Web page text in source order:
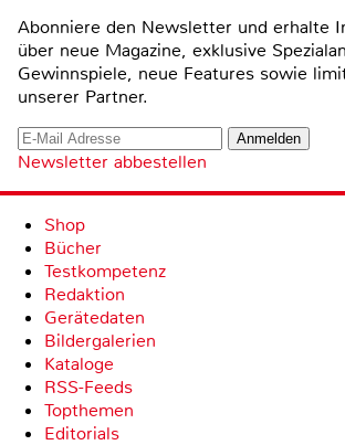
Abonniere den Newsletter und erhalte
über neue Magazine, exklusive
Gewinnspiele, neue Features sowie
unserer Partner.
Newsletter abbestellen
Shop
Bücher
Testkompetenz
Redaktion
Gerätedaten
Bildergalerien
Kataloge
RSS-Feeds
Topthemen
Editorials